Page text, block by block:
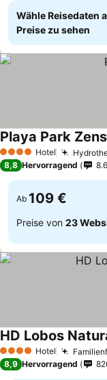
Wähle Reisedaten
Preise zu sehen
4 Sterne Hotel
Playa Park
8,8 Hervorragend
Ab 109 €
Preise von 23
4 Sterne Hotel
HD Lobos
8,9 Hervorragend